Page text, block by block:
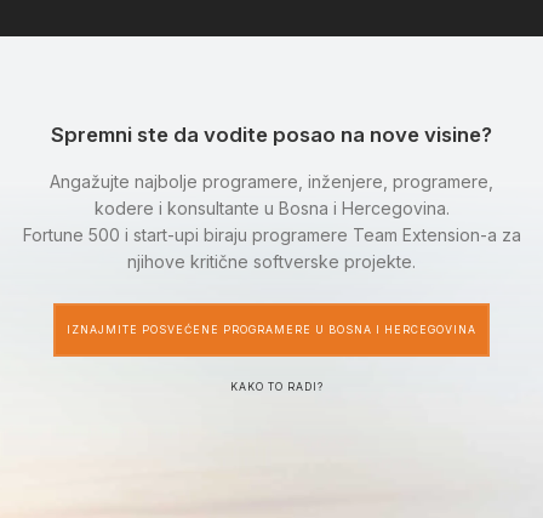
Spremni ste da vodite posao na nove visine?
Angažujte najbolje programere, inženjere, programere,
kodere i konsultante u Bosna i Hercegovina.
Fortune 500 i start-upi biraju programere Team Extension-a za
njihove kritične softverske projekte.
IZNAJMITE POSVEĆENE PROGRAMERE U BOSNA I HERCEGOVINA
KAKO TO RADI?